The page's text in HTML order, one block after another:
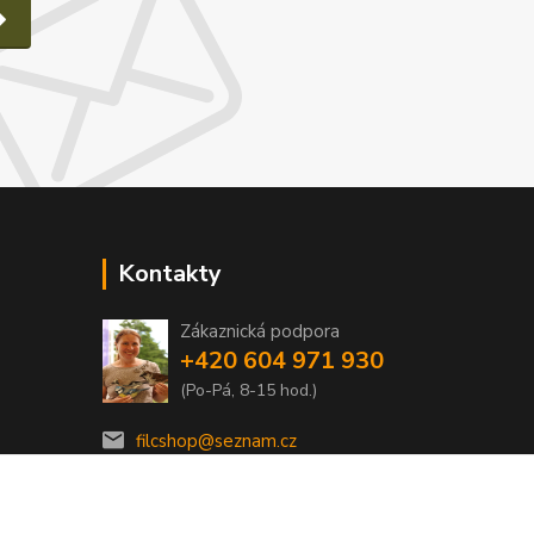
Kontakty
Zákaznická podpora
+420 604 971 930
(Po-Pá, 8-15 hod.)
filcshop@seznam.cz